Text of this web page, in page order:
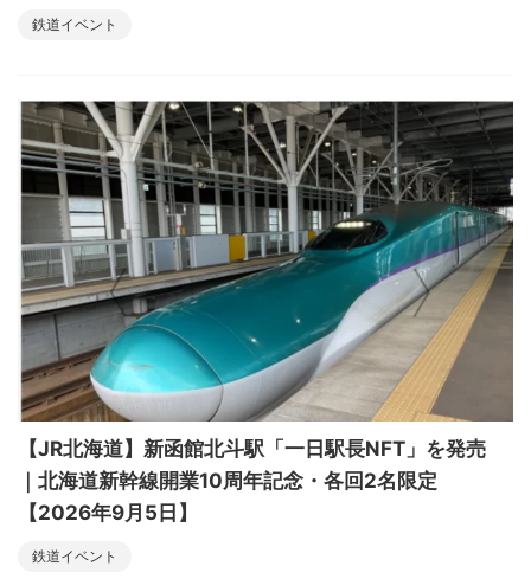
鉄道イベント
【JR北海道】新函館北斗駅「一日駅長NFT」を発売
｜北海道新幹線開業10周年記念・各回2名限定
【2026年9月5日】
鉄道イベント